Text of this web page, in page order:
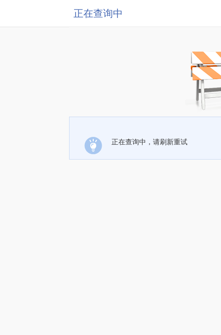
正在查询中
正在查询中，请刷新重试